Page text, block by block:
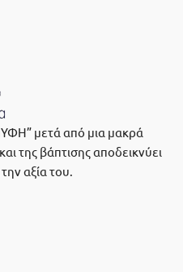
μετά από μια μακρά
της βάπτισης αποδεικνύει
αξία του.